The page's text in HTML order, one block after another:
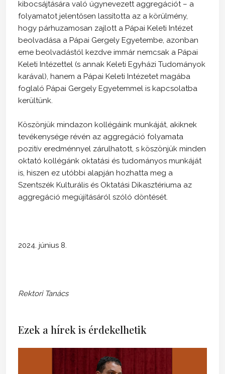
kibocsájtására való úgynevezett aggregációt – a
folyamatot jelentősen lassította az a körülmény,
hogy párhuzamosan zajlott a Pápai Keleti Intézet
beolvadása a Pápai Gergely Egyetembe, azonban
eme beolvadástól kezdve immár nemcsak a Pápai
Keleti Intézettel (s annak Keleti Egyházi Tudományok
karával), hanem a Pápai Keleti Intézetet magába
foglaló Pápai Gergely Egyetemmel is kapcsolatba
kerültünk.
Köszönjük mindazon kollégáink munkáját, akiknek
tevékenysége révén az aggregáció folyamata
pozitív eredménnyel zárulhatott, s köszönjük minden
oktató kollégánk oktatási és tudományos munkáját
is, hiszen ez utóbbi alapján hozhatta meg a
Szentszék Kulturális és Oktatási Dikasztériuma az
aggregáció megújításáról szóló döntését.
2024. június 8.
Rektori Tanács
Ezek a hírek is érdekelhetik